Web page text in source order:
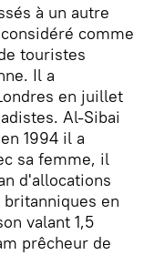
à un autre
comme
touristes
Il a
en juillet
Al-Sibai
1994 il a
sa femme, il
d'allocations
en
valant 1,5
prêcheur de